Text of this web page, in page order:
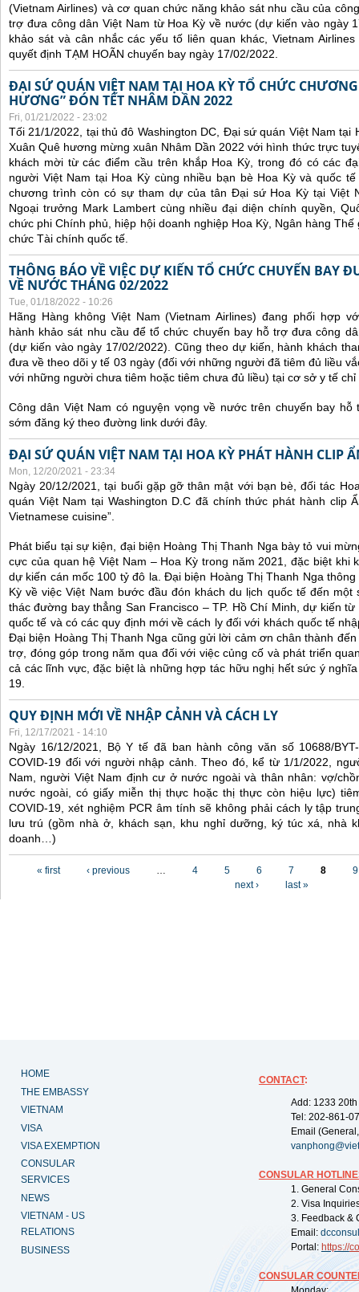
(Vietnam Airlines) và cơ quan chức năng khảo sát nhu cầu của
trợ đưa công dân Việt Nam từ Hoa Kỳ về nước (dự kiến vào ngày
khảo sát và cân nhắc các yếu tố liên quan khác, Vietnam
quyết định TẠM HOÃN chuyến bay ngày 17/02/2022.
ĐẠI SỨ QUÁN VIỆT NAM TẠI HOA KỲ TỔ CHỨC
HƯƠNG” ĐÓN TẾT NHÂM DẦN 2022
Fri, 01/21/2022 - 23:02
Tối 21/1/2022, tại thủ đô Washington DC, Đại sứ quán Việt Nam
Xuân Quê hương mừng xuân Nhâm Dần 2022 với hình thức trực
khách mời từ các điểm cầu trên khắp Hoa Kỳ, trong đó có các
người Việt Nam tại Hoa Kỳ cùng nhiều bạn bè Hoa Kỳ và quốc
chương trình còn có sự tham dự của tân Đại sứ Hoa Kỳ tại Việt
Ngoại trưởng Mark Lambert cùng nhiều đại diện chính quyền,
chức phi Chính phủ, hiệp hội doanh nghiệp Hoa Kỳ, Ngân hàng
chức Tài chính quốc tế.
THÔNG BÁO VỀ VIỆC DỰ KIẾN TỔ CHỨC CHUYẾN BAY
VỀ NƯỚC THÁNG 02/2022
Tue, 01/18/2022 - 10:26
Hãng Hàng không Việt Nam (Vietnam Airlines) đang phối hợp
hành khảo sát nhu cầu để tổ chức chuyến bay hỗ trợ đưa công
(dự kiến vào ngày 17/02/2022).
Cũng theo dự kiến, hành khách
đưa về theo dõi y tế 03 ngày (đối với những người đã tiêm đủ liều
với những người chưa tiêm hoặc tiêm chưa đủ liều) tại cơ sở y tế chỉ
Công dân Việt Nam có nguyện vọng về nước trên chuyến bay
sớm đăng ký theo đường link dưới đây.
ĐẠI SỨ QUÁN VIỆT NAM TẠI HOA KỲ PHÁT HÀNH CLIP
Mon, 12/20/2021 - 23:34
Ngày 20/12/2021, tại buổi gặp gỡ thân mật với bạn bè, đối tác
quán Việt Nam tại Washington D.C đã chính thức phát hành clip
Vietnamese cuisine”.
Phát biểu tại sự kiện, đại biện Hoàng Thị Thanh Nga bày tỏ vui
cực của quan hệ Việt Nam – Hoa Kỳ trong năm 2021, đặc biệt khi
dự kiến cán mốc 100 tỷ đô la. Đại biện Hoàng Thị Thanh Nga
Kỳ về việc Việt Nam bước đầu đón khách du lịch quốc tế đến
thác đường bay thẳng San Francisco – TP. Hồ Chí Minh, dự kiến
quốc tế và có các quy định mới về cách ly đối với khách quốc tế
Đại biện Hoàng Thị Thanh Nga cũng gửi lời cảm ơn chân thành
trợ, đóng góp trong năm qua đối với việc củng cố và phát triển
cả các lĩnh vực, đặc biệt là những hợp tác hữu nghị hết sức ý
19.
QUY ĐỊNH MỚI VỀ NHẬP CẢNH VÀ CÁCH LY
Fri, 12/17/2021 - 14:10
Ngày 16/12/2021, Bộ Y tế đã ban hành công văn số 10688/
COVID-19 đối với người nhập cảnh. Theo đó, kể từ 1/1/2022,
Nam, người Việt Nam định cư ở nước ngoài và thân nhân: vợ/
nước ngoài, có giấy miễn thị thực hoặc thị thực còn hiệu lực)
COVID-19, xét nghiệm PCR âm tính sẽ không phải cách ly tập
lưu trú (gồm nhà ở, khách sạn, khu nghỉ dưỡng, ký túc xá, nhà
doanh…)
« first ‹ previous … 4 5 6 7 8
9
next ›
last »
HOME
THE EMBASSY
VIETNAM
VISA
VISA EXEMPTION
CONSULAR
SERVICES
NEWS
VIETNAM - US
RELATIONS
BUSINESS
CONTACT:
Add: 1233
Tel: 202-861-
Email
CONSULAR
1. General
2. Visa
3. Feedback &
Email:
Portal: https://
CONSULAR